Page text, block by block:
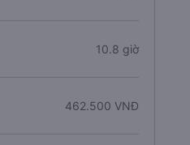
10.8 giờ
462.500 VNĐ